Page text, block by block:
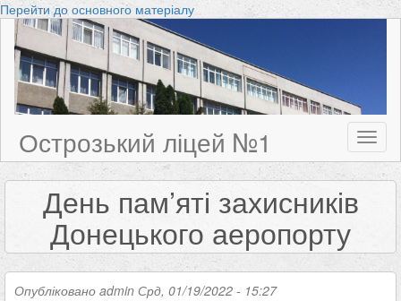
Перейти до основного матеріалу
Острозький ліцей №1
День пам’яті захисників
Донецького аеропорту
Опубліковано admin Срд, 01/19/2022 - 15:27